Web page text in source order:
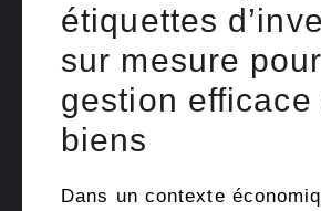
étiquettes
sur mesure
gestion efficace
biens
Dans un contexte